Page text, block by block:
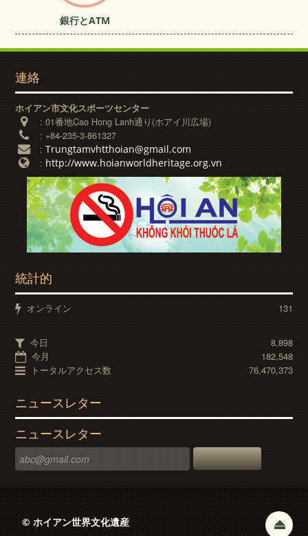
銀行とATM
連絡
ホイアン市文化スポーツセンター
:01番地Cao Hong Lanh通り(ホアイ川広場)
:+84-235-3-861327
:Trungtamvhtthoian@gmail.com
: http://www.hoianworldheritage.org.vn
統計的
オンライン 131
今日
8,898
今月
182,548
トータルアクセス数
76,470,373
ニュースレター
ニュースレター
© ホイアン世界文化遺産